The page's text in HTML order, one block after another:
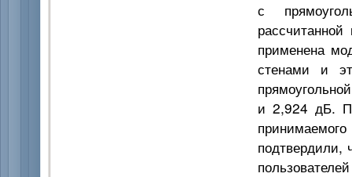
с
применена
стенами и
и 2,924 дБ.
подтвердили,